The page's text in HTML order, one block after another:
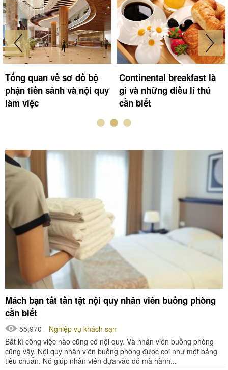
Công việc của bộ phận
buồng phòng khách sạn
gồm những gì?
Duvet cover là gì? Tất tần
tật những thứ cần biết về
thuật ngữ Duvet cover
Mách bạn tất tần tật nội quy nhân viên buồng phòng
cần biết
55,970
Nghiệp vụ khách sạn
Bất kì công việc nào cũng có nội quy. Và nhân viên buồng phòng
cũng vậy. Nội quy nhân viên buồng phòng được coi như một bảng
tiêu chuẩn. Nó giúp nhân viên dựa vào đó mà hành...